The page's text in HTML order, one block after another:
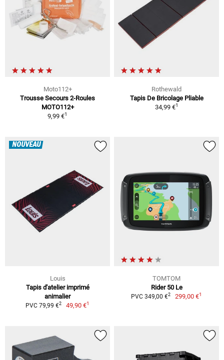
Moto112+
Trousse Secours 2-Roules
MOTO112+
9,99 €1
Rothewald
Tapis De Bricolage Pliable
34,99 €1
NOUVEAU
Louis
Tapis d'atelier imprimé
animalier
PVC 79,99 €2 49,90 €1
TOMTOM
Rider 50 Le
PVC 349,00 €2 299,00 €1